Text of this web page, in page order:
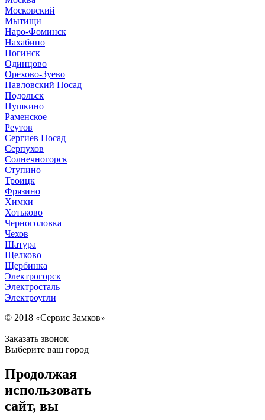
Московский
Мытищи
Наро-Фоминск
Нахабино
Ногинск
Одинцово
Орехово-Зуево
Павловский Посад
Подольск
Пушкино
Раменское
Реутов
Сергиев Посад
Серпухов
Солнечногорск
Ступино
Троицк
Фрязино
Химки
Хотьково
Черноголовка
Чехов
Шатура
Щелково
Щербинка
Электрогорск
Электросталь
Электроугли
© 2018 «Сервис Замков»
Заказать звонок
Выберите ваш город
Продолжая
использовать
сайт, вы